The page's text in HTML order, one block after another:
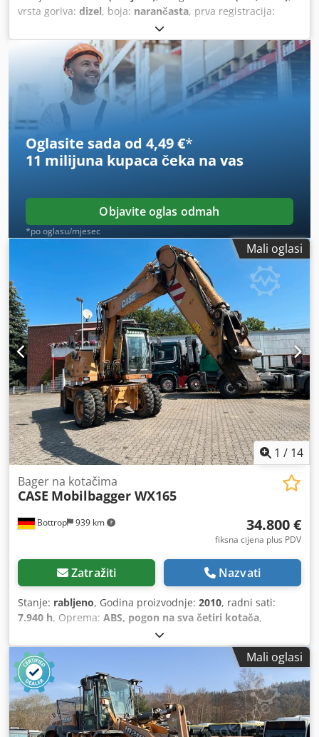
vrsta goriva: dizel, boja: narančasta, prva registracija:
, Godina proizvodnje:2012
Opće informacije Dcedsy En Ndepfx Akkok Modelna
godina: 2012 Serijski broj: DCH210R5NCEAH2500 Tehničke
informacije Broj cilindara: 4 Vlastita masa: 22.600 kg
Funkcionalnost Radna širina: 300 cm CE oznaka: da Stanje
Tehničko stanje: vrlo dobro Vizualno stanje: vrlo dobro
Financijske informacije Cijena: Na upit Jamstvo Jamstvo: Iz
prve ruke, kompletna servisna povijest, odmah spremno za
rad! - 80 % gusjeničnog podvozja - Uključene 3 žlice: 1300
mm, 450 mm i 2000 mm žlica za jarak - Opcionalno s
Oglasite sada od 4,49 €*
11 milijuna kupaca čeka na vas
Objavite oglas odmah
*po oglasu/mjesec
Mali oglasi
1 / 14
Bottrop 939 km
Bager na kotačima
CASE Mobilbagger WX165
34.800 €
fiksna cijena plus PDV
Zatražiti Nazvati
Stanje: rabljeno, Godina proizvodnje: 2010, radni sati:
7.940 h, Oprema: ABS, pogon na sva četiri kotača,
Mali oglasi